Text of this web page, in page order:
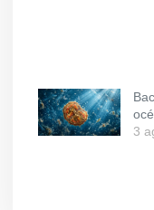
3